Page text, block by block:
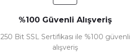
%100 Güvenli Alışveriş
250 Bit SSL Sertifikası ile %100 güvenli
alışveriş